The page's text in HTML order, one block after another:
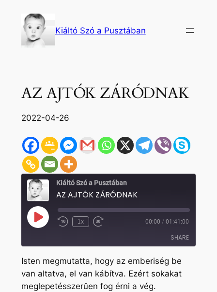
tartalomhoz
Kiáltó Szó a Pusztában
AZ AJTÓK ZÁRÓDNAK
2022-04-26
Kiáltó Szó a Pusztában
AZ AJTÓK ZÁRÓDNAK
Play
Episode Rewind
1x
Fast
seconds
00:00 / 01:41:00
SHARE
SHARE
LINK
Isten megmutatta, hogy az emberiség be
van altatva, el van kábítva. Ezért sokakat
meglepetésszerűen fog érni a vég.